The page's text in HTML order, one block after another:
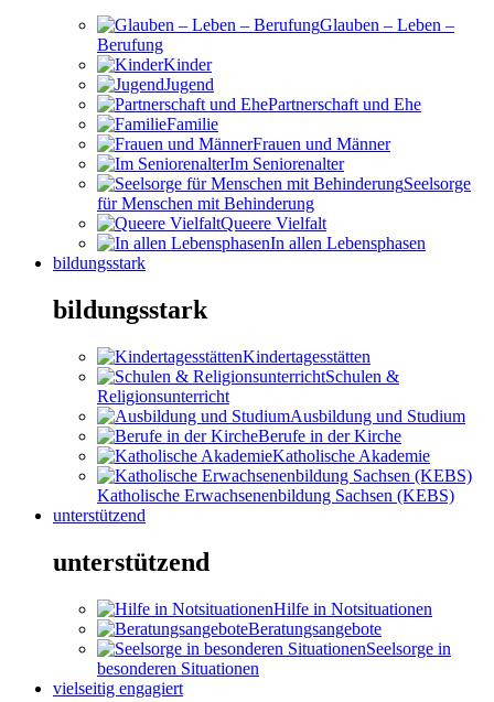
Glauben – Leben –
Berufung
Kinder
Jugend
Partnerschaft und Ehe
Familie
Frauen und Männer
Im Seniorenalter
Seelsorge
für Menschen mit Behinderung
Queere Vielfalt
In allen Lebensphasen
bildungsstark
bildungsstark
Kindertagesstätten
Schulen &
Religionsunterricht
Ausbildung und Studium
Berufe in der Kirche
Katholische Akademie
Katholische Erwachsenenbildung Sachsen (KEBS)
unterstützend
unterstützend
Hilfe in Notsituationen
Beratungsangebote
Seelsorge in
besonderen Situationen
vielseitig engagiert